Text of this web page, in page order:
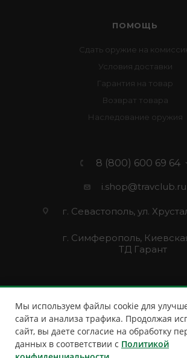
ПОМОЩЬ
Сдать оружие на
Условия доставки
Гарантия на товар
Возврат товара
Наследование оружия
8 (800) 600 69 64
i.shop@travclub.ru
г. Севастополь, ул.
г. Симферополь, Киевская
ТД Гарант
Мы используем файлы cookie для
сайта и анализа трафика. Продолжая
сайт, вы даете согласие на обработку
данных в соответствии с Политикой